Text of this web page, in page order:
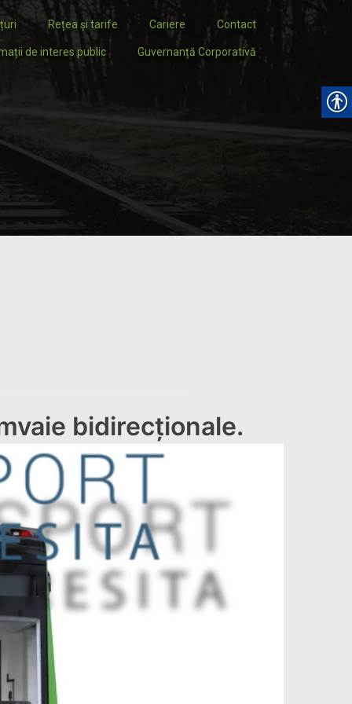
Rețea și tarife
de interes public Guvernanță Corporativă
Cariere Contact
bidirecționale.